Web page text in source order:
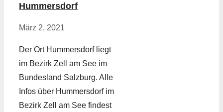
Hummersdorf
März 2, 2021
Der Ort Hummersdorf liegt
im Bezirk Zell am See im
Bundesland Salzburg. Alle
Infos über Hummersdorf im
Bezirk Zell am See findest